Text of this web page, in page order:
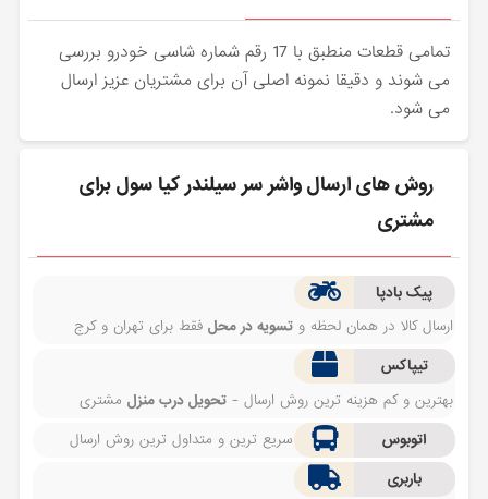
تمامی قطعات منطبق با 17 رقم شماره شاسی خودرو بررسی
می شوند و دقیقا نمونه اصلی آن برای مشتریان عزیز ارسال
می شود.
روش های ارسال واشر سر سیلندر کیا سول برای
مشتری
پیک بادپا
ارسال کالا در همان لحظه وتسویه در محل فقط برای تهران و کرج
تیپاکس
بهترین و کم هزینه ترین روش ارسال -تحویل درب منزل مشتری
اتوبوس
سریع ترین و متداول ترین روش ارسال
باربری